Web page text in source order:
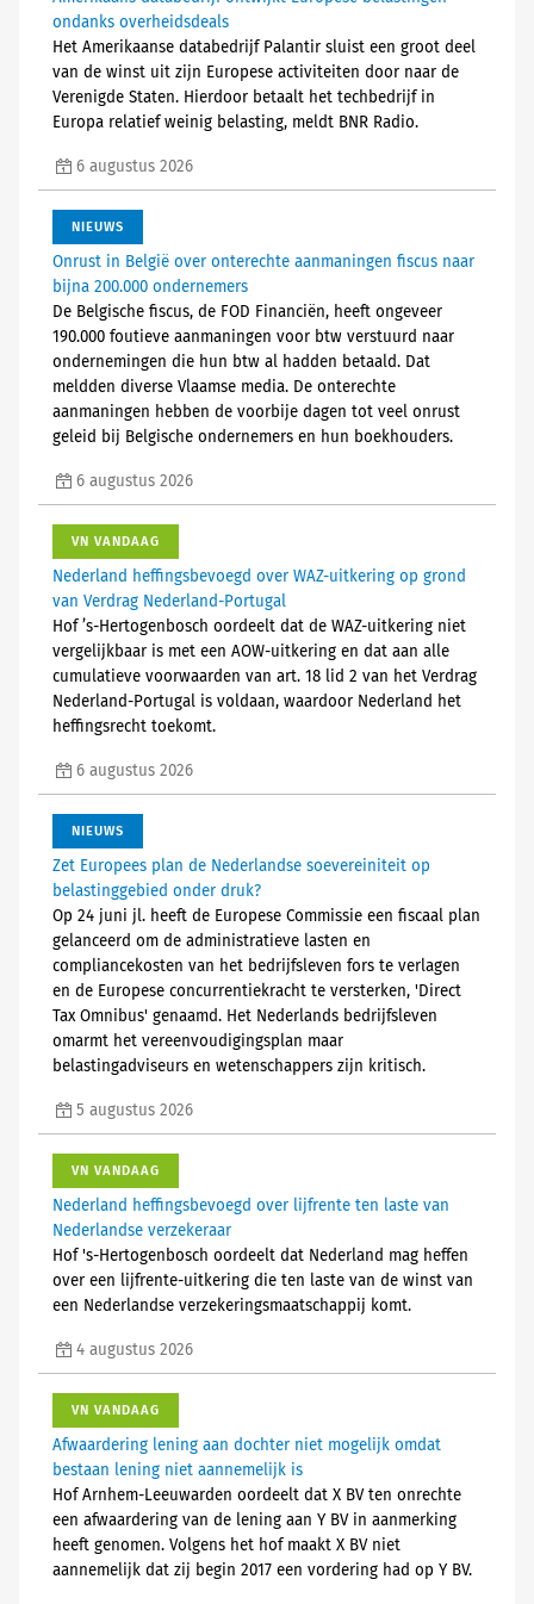
ondanks overheidsdeals
Het Amerikaanse databedrijf Palantir sluist een groot deel
van de winst uit zijn Europese activiteiten door naar de
Verenigde Staten. Hierdoor betaalt het techbedrijf in
Europa relatief weinig belasting, meldt BNR Radio.
6 augustus 2026
NIEUWS
Onrust in België over onterechte aanmaningen fiscus naar
bijna 200.000 ondernemers
De Belgische fiscus, de FOD Financiën, heeft ongeveer
190.000 foutieve aanmaningen voor btw verstuurd naar
ondernemingen die hun btw al hadden betaald. Dat
meldden diverse Vlaamse media. De onterechte
aanmaningen hebben de voorbije dagen tot veel onrust
geleid bij Belgische ondernemers en hun boekhouders.
6 augustus 2026
VN VANDAAG
Nederland heffingsbevoegd over WAZ-uitkering op grond
van Verdrag Nederland-Portugal
Hof ’s-Hertogenbosch oordeelt dat de WAZ-uitkering niet
vergelijkbaar is met een AOW-uitkering en dat aan alle
cumulatieve voorwaarden van art. 18 lid 2 van het Verdrag
Nederland-Portugal is voldaan, waardoor Nederland het
heffingsrecht toekomt.
6 augustus 2026
NIEUWS
Zet Europees plan de Nederlandse soevereiniteit op
belastinggebied onder druk?
Op 24 juni jl. heeft de Europese Commissie een fiscaal plan
gelanceerd om de administratieve lasten en
compliancekosten van het bedrijfsleven fors te verlagen
en de Europese concurrentiekracht te versterken, 'Direct
Tax Omnibus' genaamd. Het Nederlands bedrijfsleven
omarmt het vereenvoudigingsplan maar
belastingadviseurs en wetenschappers zijn kritisch.
5 augustus 2026
VN VANDAAG
Nederland heffingsbevoegd over lijfrente ten laste van
Nederlandse verzekeraar
Hof 's-Hertogenbosch oordeelt dat Nederland mag heffen
over een lijfrente-uitkering die ten laste van de winst van
een Nederlandse verzekeringsmaatschappij komt.
4 augustus 2026
VN VANDAAG
Afwaardering lening aan dochter niet mogelijk omdat
bestaan lening niet aannemelijk is
Hof Arnhem-Leeuwarden oordeelt dat X BV ten onrechte
een afwaardering van de lening aan Y BV in aanmerking
heeft genomen. Volgens het hof maakt X BV niet
aannemelijk dat zij begin 2017 een vordering had op Y BV.